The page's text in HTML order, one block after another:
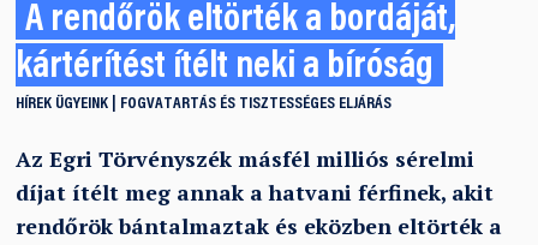
A rendőrök eltörték a bordáját,
kártérítést ítélt neki a bíróság
HÍREK ÜGYEINK FOGVATARTÁS ÉS TISZTESSÉGES ELJÁRÁS
Az Egri Törvényszék másfél milliós sérelmi
díjat ítélt meg annak a hatvani férfinek, akit
rendőrök bántalmaztak és eközben eltörték a